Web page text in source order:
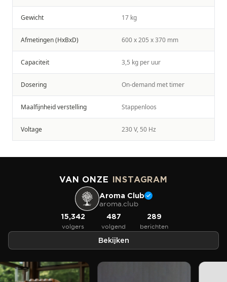
Gewicht 17 kg
Afmetingen (HxBxD) 600 x 205 x 370 mm
Capaciteit 3,5 kg per uur
Dosering On-demand met timer
Maalfijnheid verstelling Stappenloos
Voltage 230 V, 50 Hz
VAN ONZE INSTAGRAM
Aroma Club
aroma.club
15,342
volgers
487
volgend
289
berichten
Bekijken